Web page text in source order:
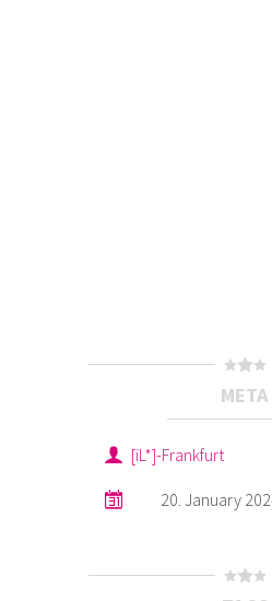
META
[iL*]-Frankfurt
20. January